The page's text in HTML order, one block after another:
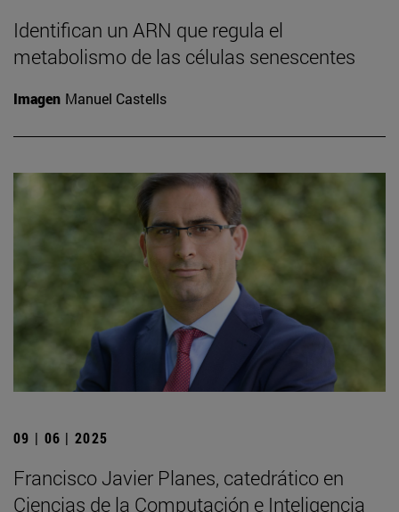
Identifican un ARN que regula el
metabolismo de las células senescentes
Imagen Manuel Castells
09 | 06 | 2025
Francisco Javier Planes, catedrático en
Ciencias de la Computación e Inteligencia